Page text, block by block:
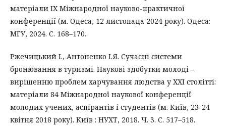
матеріали ІХ Міжнародної науково-практичної
конференції (м. Одеса, 12 листопада 2024 року). Одеса:
МГУ, 2024. С. 168–170.
Ржечицький І., Антоненко І.Я. Сучасні системи
бронювання в туризмі. Наукові здобутки молоді –
вирішенню проблем харчування людства у ХХІ столітті:
матеріали 84 Міжнародної наукової конференції
молодих учених, аспірантів і студентів (м. Київ, 23-24
квітня 2018 року). Київ : НУХТ, 2018. Ч. 3. С. 517–518.